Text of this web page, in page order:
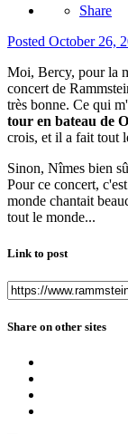
Share
Posted October 26,
Moi, Bercy, pour la
concert de
très bonne. Ce qui
tour en bateau de
crois, et il a fait tout
Sinon, Nîmes bien
Pour ce concert,
monde chantait
tout le monde...
Link to post
Share on other sites